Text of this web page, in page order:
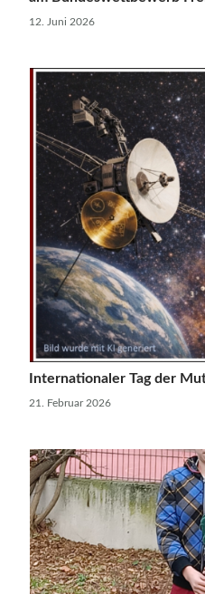
12. Juni 2026
Internationaler Tag der
21. Februar 2026